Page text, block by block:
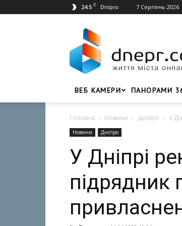
24.5 C Dnipro 7 Серпень 2026
Головний
портал
Дніпра
ВЕБ КАМЕРИ ПАНОРАМИ
Головна Новини Дніпро У
Новини Дніпро
У Дніпрі
підрядник